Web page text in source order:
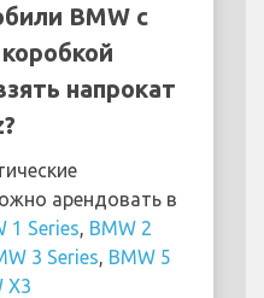
BMW с
напрокат
арендовать в
1 Series BMW 2
3 Series BMW 5
X3